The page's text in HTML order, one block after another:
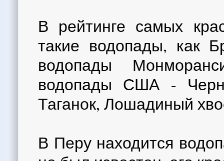
В рейтинге самых
такие водопады, как
водопады
водопады США -
Таганок, Лошадиный
В Перу находится